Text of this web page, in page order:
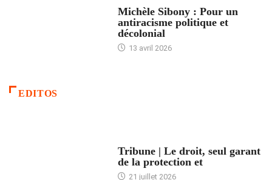
Michèle Sibony : Pour un
antiracisme politique et
décolonial
13 avril 2026
EDITOS
Tribune | Le droit, seul garant
de la protection et
21 juillet 2026